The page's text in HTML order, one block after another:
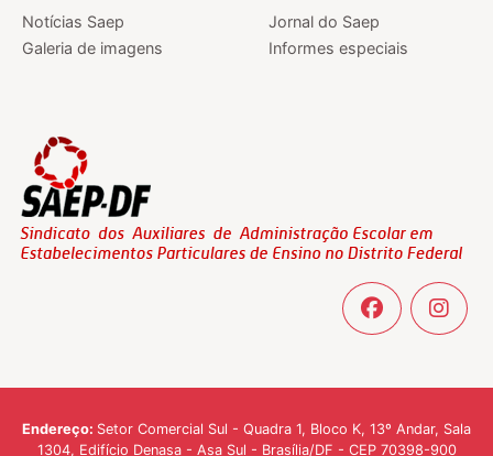
Notícias Saep
Galeria de imagens
Jornal do Saep
Informes especiais
Endereço: Setor Comercial Sul - Quadra 1, Bloco K, 13º Andar, Sala
1304, Edifício Denasa - Asa Sul - Brasília/DF - CEP 70398-900